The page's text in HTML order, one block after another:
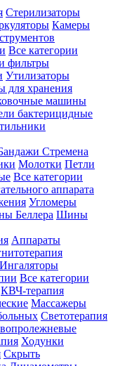
Стерилизаторы
Камеры
Все категории
фильтры
Утилизаторы
хранения
машины
бактерицидные
Стремена
Молотки Петли
Все категории
аппарата
Угломеры
Беллера Шины
Аппараты
Ингаляторы
Все категории
КВЧ-терапия
Массажеры
Светотерапия
Ходунки
Скрыть